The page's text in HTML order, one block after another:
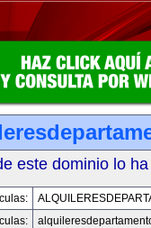
este dominio lo